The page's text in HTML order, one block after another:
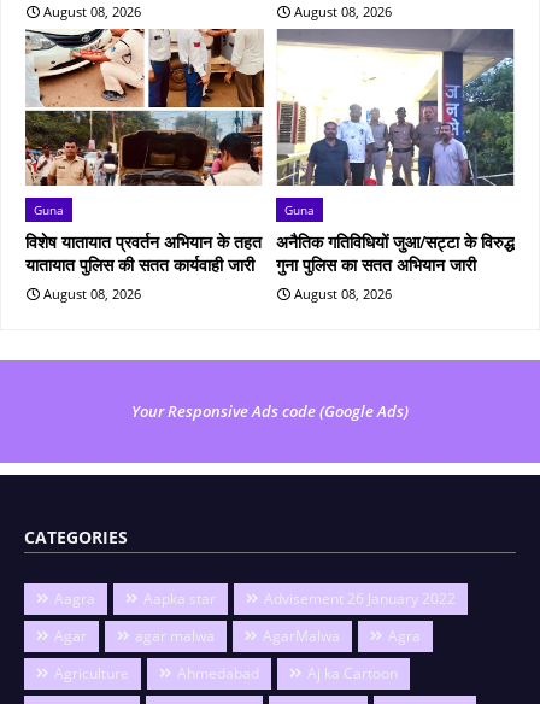
August 08, 2026 August 08, 2026
Guna
विशेष यातायात प्रवर्तन अभियान के तहत
यातायात पुलिस की सतत कार्यवाही जारी
August 08, 2026
Guna
अनैतिक गतिविधियों जुआ/सट्टा के विरुद्ध
गुना पुलिस का सतत अभियान जारी
August 08, 2026
Your Responsive Ads code (Google Ads)
CATEGORIES
Aagra Aapka star
Advisement 26 January 2022
Agar
agar malwa AgarMalwa
Agra
Agriculture
Ahmedabad
Aj ka Cartoon